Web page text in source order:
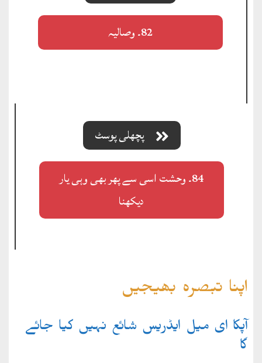
82۔ وصالیہ
پچھلی پوسٹ
84۔ وحشت اسی سے پھر بھی وہی یار
دیکھنا
اپنا تبصرہ بھیجیں
آپکا ای میل ایڈریس شائع نہیں کیا جائے
گا